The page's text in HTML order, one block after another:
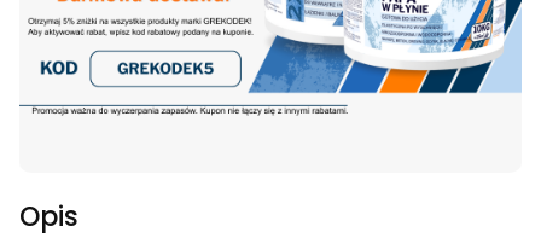
Opis